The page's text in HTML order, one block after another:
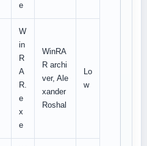
e
W
in
R
A
R.
e
x
e
WinRA
R archi
ver, Ale
xander
Roshal
Lo
w